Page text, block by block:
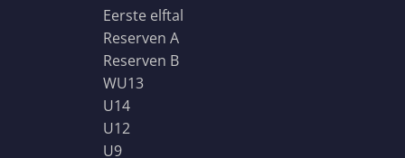
Eerste elftal
Reserven A
Reserven B
WU13
U14
U12
U9